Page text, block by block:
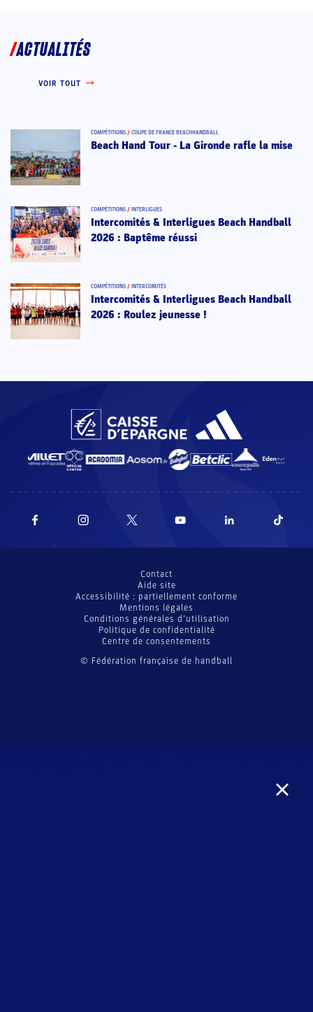
ACTUALITÉS
VOIR TOUT
COMPÉTITIONS / COUPE DE FRANCE BEACHHANDBALL
Beach Hand Tour - La Gironde rafle la mise
COMPÉTITIONS / INTERLIGUES
Intercomités & Interligues Beach Handball
2026 : Baptême réussi
COMPÉTITIONS / INTERCOMITÉS
Intercomités & Interligues Beach Handball
2026 : Roulez jeunesse !
© Fédération française de handball
Contact
Aide site
Accessibilité : partiellement conforme
Mentions légales
Conditions générales d’utilisation
Politique de confidentialité
Centre de consentements